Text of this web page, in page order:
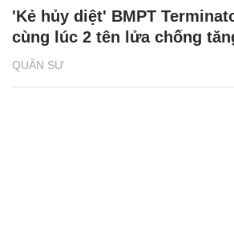
QUÂN SỰ
'Kẻ hủy diệt' BMPT
cùng lúc 2 tên lửa chống